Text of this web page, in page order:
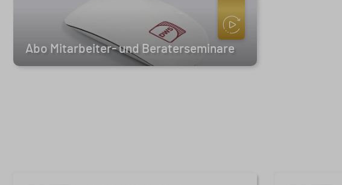
Abo Mitarbeiter- und Beraterseminare